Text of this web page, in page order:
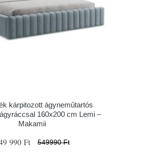
kárpitozott ágyneműtartós
160x200 cm Lemi –
Makamii
990 Ft 549990 Ft